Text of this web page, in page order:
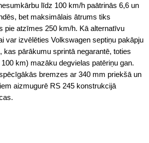
līdz 100 km/h paātrinās 6,6 un
bet maksimālais ātrums tiks
pie atzīmes 250 km/h. Kā alternatīvu
var izvēlēties Volkswagen septiņu pakāpju
kas pārākumu sprintā negarantē, toties
km) mazāku degvielas patēriņu gan.
bremzes ar 340 mm priekšā un
aizmugurē RS 245 konstrukcijā